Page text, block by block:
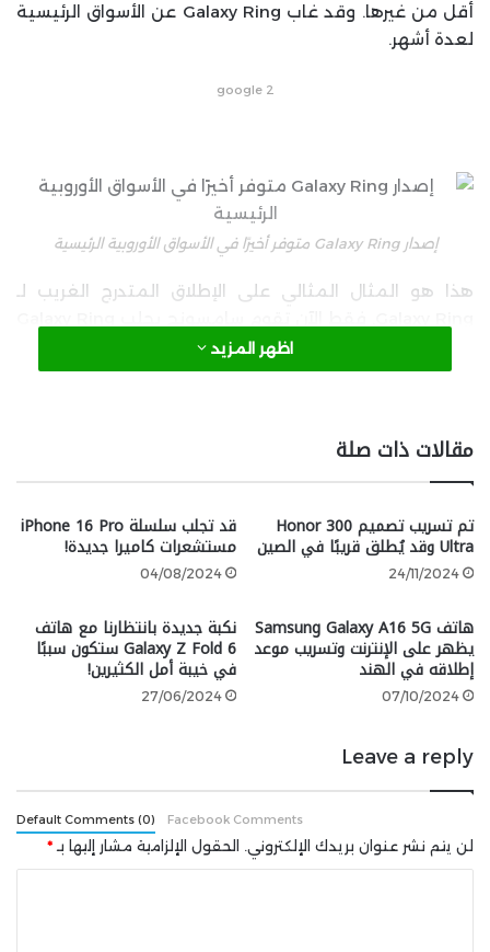
أقل من غيرها. وقد غاب Galaxy Ring عن الأسواق الرئيسية
لعدة أشهر.
google 2
إصدار Galaxy Ring متوفر أخيرًا في الأسواق الأوروبية الرئيسية
هذا هو المثال المثالي على الإطلاق المتدرج الغريب لـ
إلى هولندا وبلجيكا—اثنين من أهم الأسواق الأوروبية.
تفاصيل إطلاق Galaxy Ring
مرت شهران منذ الإطلاق العالمي، واليوم، 23 سبتمبر، يصل
Galaxy Ring رسميًا إلى دول البنلوكس. يتوفر الجهاز القابل
للارتداء بالألوان المعتادة: الأسود التيتانيوم، الفضي
يمكن للمشترين المحتملين في هولندا وبلجيكا الاختيار من
بين تسعة مقاسات (من 5 إلى 13 وفقًا للمقياس الأمريكي).
مجموعة تحديد المقاس عبر الإنترنت من سامسونج قبل
تتضمن مجموعة تحديد المقاس تسعة خواتم عينة
وتعليمات حول كيفية العثور على المقاس المثالي لـ
اظهر المزيد
مقالات ذات صلة
تم تسريب تصميم Honor 300
Ultra وقد يُطلق قريبًا في الصين
24/11/2024
قد تجلب سلسلة iPhone 16 Pro
مستشعرات كاميرا جديدة!
04/08/2024
هاتف Samsung Galaxy A16 5G
يظهر على الإنترنت وتسريب موعد
إطلاقه في الهند
07/10/2024
نكبة جديدة بانتظارنا مع هاتف
Galaxy Z Fold 6 ستكون سببًا
في خيبة أمل الكثيرين!
27/06/2024
Leave a reply
Default Comments (0) Facebook Comments
لن يتم نشر عنوان بريدك الإلكتروني. الحقول الإلزامية مشار إليها بـ *